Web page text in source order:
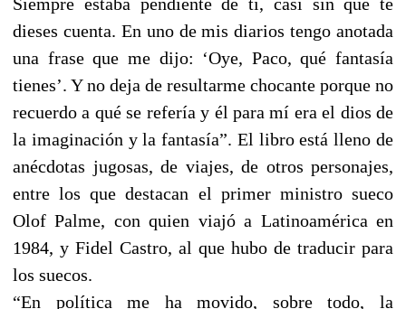
dieses cuenta. En uno de mis diarios tengo anotada
una frase que me dijo: ‘Oye, Paco, qué fantasía
tienes’. Y no deja de resultarme chocante porque no
recuerdo a qué se refería y él para mí era el dios de
la imaginación y la fantasía”. El libro está lleno de
anécdotas jugosas, de viajes, de otros personajes,
entre los que destacan el primer ministro sueco
Olof Palme, con quien viajó a Latinoamérica en
1984, y Fidel Castro, al que hubo de traducir para
los suecos.
“En política me ha movido, sobre todo, la